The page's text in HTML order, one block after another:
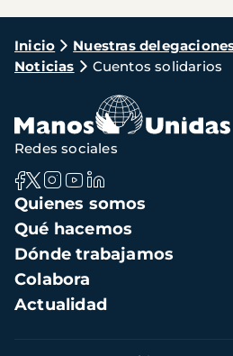
Ruta
de
navegación
Inicio Nuestras
Noticias
Cuentos solidarios
Navegación
principal
Quienes somos
Qué hacemos
Dónde trabajamos
Colabora
Actualidad
Redes sociales